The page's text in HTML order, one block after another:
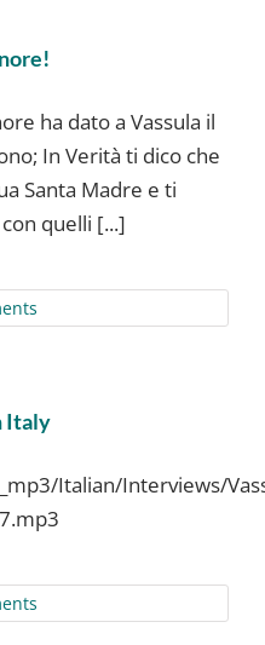
ha dato a Vassula il
In Verità ti dico che
Santa Madre e ti
quelli [...]
Italy
Italian/Interviews/